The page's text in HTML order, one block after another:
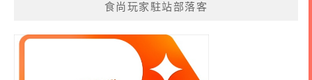
食尚玩家駐站部落客